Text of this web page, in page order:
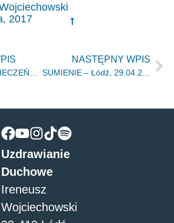
2017
POCZUCIE BEZPIECZEŃSTWA W BOGU – Łódź, 18.03.2017r.
NASTĘPNY WPIS
SUMIENIE – Łódź, 29.04.2017r.
Uzdrawianie
Duchowe
Ireneusz
Wojciechowski